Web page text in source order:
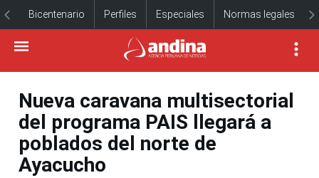
Bicentenario Perfiles Especiales Normas legales
Nueva caravana multisectorial
del programa PAIS llegará a
poblados del norte de
Ayacucho